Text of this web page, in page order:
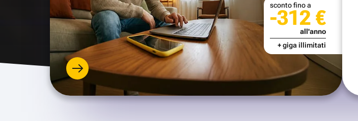
sconto fino a
-312 €
all'anno
+ giga illimitati